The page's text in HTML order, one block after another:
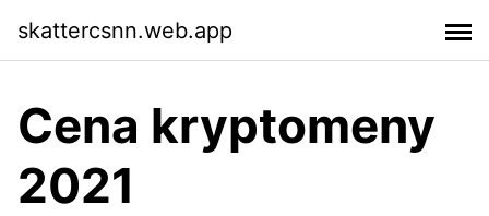
skattercsnn.web.app
Cena kryptomeny
2021